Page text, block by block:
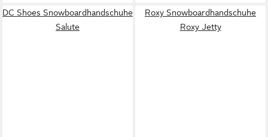
DC Shoes Snowboardhandschuhe
Salute
Roxy Snowboardhandschuhe
Roxy Jetty